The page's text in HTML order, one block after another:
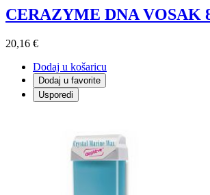
CERAZYME DNA VOSAK
20,16 €
Dodaj u košaricu
Dodaj u favorite
Usporedi